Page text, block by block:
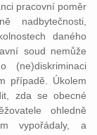
pracovní poměr
nadbytečnosti,
daného
soud nemůže
(ne)diskriminaci
případě. Úkolem
zda se obecné
ohledně
vypořádaly, a